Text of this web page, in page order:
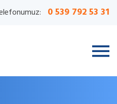
0 539 792 53 31